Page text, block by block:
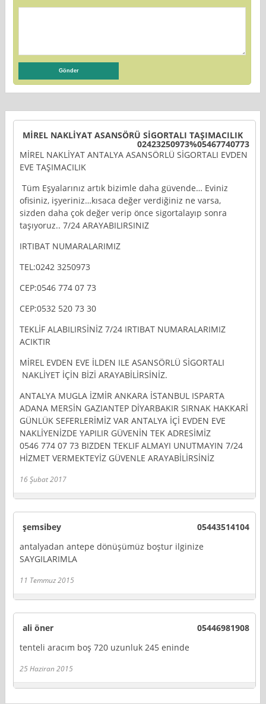
MİREL NAKLİYAT ASANSÖRÜ SİGORTALI TAŞIMACILIK
02423250973%05467740773
MİREL NAKLİYAT ANTALYA ASANSÖRLÜ SİGORTALI EVDEN
EVE TAŞIMACILIK
Tüm Eşyalarınız artık bizimle daha güvende… Eviniz
ofisiniz, işyeriniz…kısaca değer verdiğiniz ne varsa,
sizden daha çok değer verip önce sigortalayıp sonra
taşıyoruz.. 7/24 ARAYABILIRSINIZ
IRTIBAT NUMARALARIMIZ
TEL:0242 3250973
CEP:0546 774 07 73
CEP:0532 520 73 30
TEKLİF ALABILIRSİNİZ 7/24 IRTIBAT NUMARALARIMIZ
ACIKTIR
MİREL EVDEN EVE İLDEN ILE ASANSÖRLÜ SİGORTALI
NAKLİYET İÇİN BİZİ ARAYABİLİRSİNİZ.
ANTALYA MUGLA İZMİR ANKARA İSTANBUL ISPARTA
ADANA MERSİN GAZIANTEP DİYARBAKIR SIRNAK HAKKARİ
GÜNLÜK SEFERLERİMİZ VAR ANTALYA İÇİ EVDEN EVE
NAKLİYENİZDE YAPILIR GÜVENİN TEK ADRESİMİZ
0546 774 07 73 BIZDEN TEKLIF ALMAYI UNUTMAYIN 7/24
HİZMET VERMEKTEYİZ GÜVENLE ARAYABİLİRSİNİZ
16 Şubat 2017
şemsibey
05443514104
antalyadan antepe dönüşümüz boştur ilginize
SAYGILARIMLA
11 Temmuz 2015
ali öner
05446981908
tenteli aracım boş 720 uzunluk 245 eninde
25 Haziran 2015